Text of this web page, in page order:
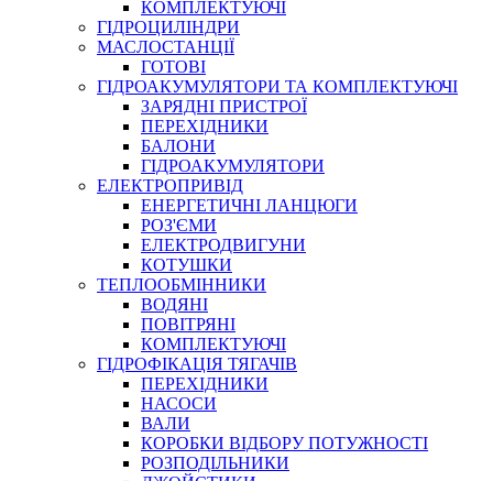
СПЕЦІАЛЬНІ
ГЕРМЕТИКИ
КЛЕЇ, ЦЕМЕНТИ, ЕПОКСИДКИ
РЕМОНТ ГІДРОЦИЛІНДРІВ
БОРЕКС, ЕО
КОМПЛЕКТУЮЧІ
ГІДРОЦИЛІНДРИ
МАСЛОСТАНЦІЇ
ГОТОВІ
ГІДРОАКУМУЛЯТОРИ ТА КОМПЛЕКТУЮЧІ
ЗАРЯДНІ ПРИСТРОЇ
ПЕРЕХІДНИКИ
БАЛОНИ
ГІДРОАКУМУЛЯТОРИ
ЕЛЕКТРОПРИВІД
ЕНЕРГЕТИЧНІ ЛАНЦЮГИ
РОЗ'ЄМИ
ЕЛЕКТРОДВИГУНИ
КОТУШКИ
ТЕПЛООБМІННИКИ
ВОДЯНІ
ПОВІТРЯНІ
КОМПЛЕКТУЮЧІ
ГІДРОФІКАЦІЯ ТЯГАЧІВ
ПЕРЕХІДНИКИ
НАСОСИ
ВАЛИ
КОРОБКИ ВІДБОРУ ПОТУЖНОСТІ
РОЗПОДІЛЬНИКИ